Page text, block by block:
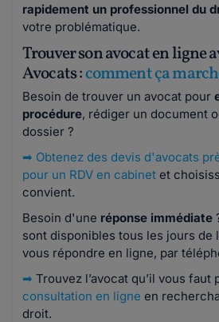
rapidement un professionnel du
votre problématique.
Trouver son avocat en ligne
Avocats :comment ça
Besoin de trouver un avocat pour
procédure, rédiger un document
dossier ?
➡ Obtenez des devis d'avocats
pour un RDV en cabinet et
convient.
Besoin d'une réponse immédiate
sont disponibles tous les jours de
vous répondre en ligne, par
➡ Trouvez l’avocat qu’il vous faut
consultation en ligne en
droit.